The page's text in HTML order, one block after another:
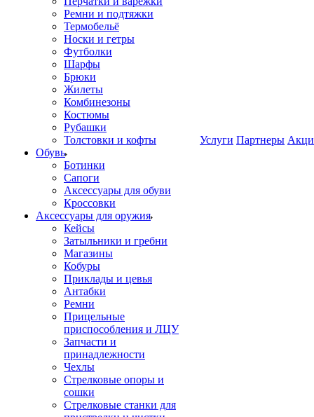
Ремни и подтяжки
Термобельё
Носки и гетры
Футболки
Шарфы
Брюки
Жилеты
Комбинезоны
Костюмы
Рубашки
Толстовки и кофты
Обувь
Ботинки
Сапоги
Аксессуары для обуви
Кроссовки
Аксессуары для оружия
Кейсы
Затыльники и гребни
Магазины
Кобуры
Приклады и цевья
Антабки
Ремни
Прицельные
приспособления и ЛЦУ
Запчасти и
принадлежности
Чехлы
Стрелковые опоры и
сошки
Стрелковые станки для
Услуги Партнеры